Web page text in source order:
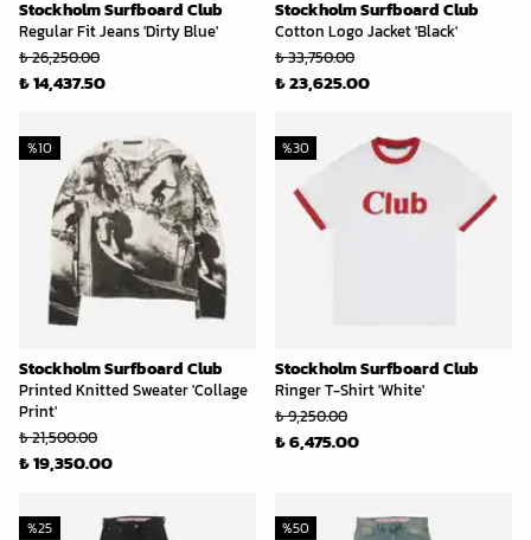
Stockholm Surfboard Club
Regular Fit Jeans 'Dirty Blue'
₺ 26,250.00
₺ 14,437.50
Stockholm Surfboard Club
Cotton Logo Jacket 'Black'
₺ 33,750.00
₺ 23,625.00
Stockholm Surfboard Club
Printed Knitted Sweater 'Collage
Print'
%10
₺ 21,500.00
₺ 19,350.00
Stockholm Surfboard Club
Ringer T-Shirt 'White'
%30
₺ 9,250.00
₺ 6,475.00
%25 %50